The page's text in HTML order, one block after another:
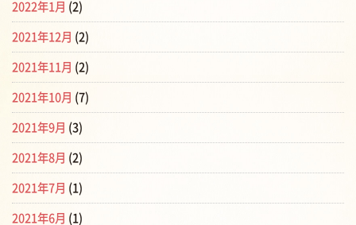
2022年1月 (2)
2021年12月 (2)
2021年11月 (2)
2021年10月 (7)
2021年9月 (3)
2021年8月 (2)
2021年7月 (1)
2021年6月 (1)